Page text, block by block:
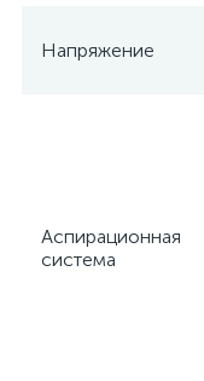
Напряжение
Аспирационная
система